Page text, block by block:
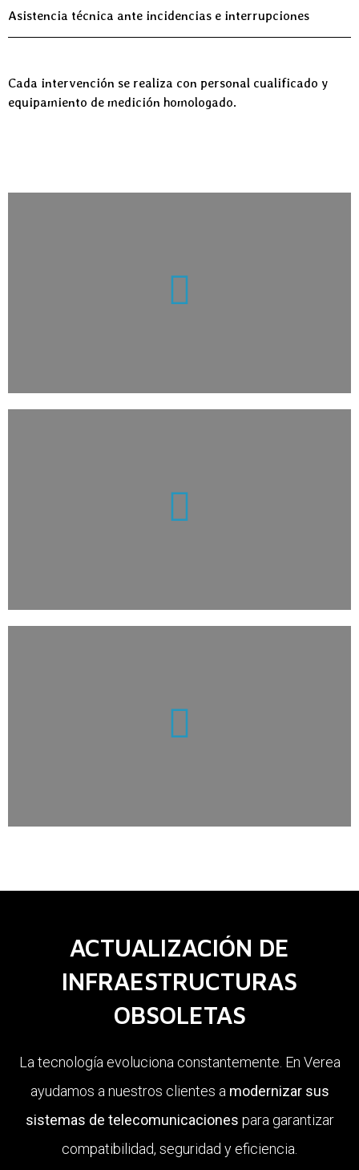
Asistencia técnica ante incidencias e interrupciones
Cada intervención se realiza con personal cualificado y
equipamiento de medición homologado.
ACTUALIZACIÓN DE
INFRAESTRUCTURAS
OBSOLETAS
La tecnología evoluciona constantemente. En Verea
ayudamos a nuestros clientes a modernizar sus
sistemas de telecomunicaciones para garantizar
compatibilidad, seguridad y eficiencia.